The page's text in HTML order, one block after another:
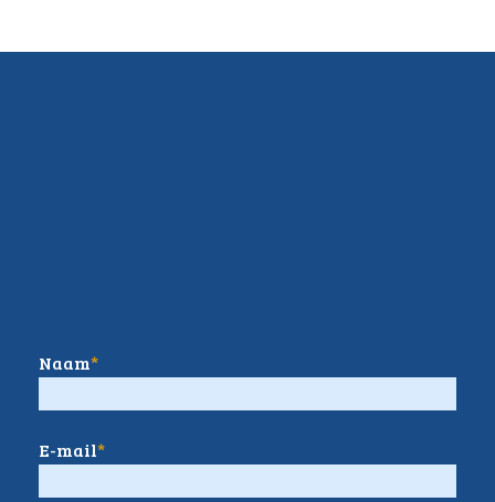
Naam*
E-mail*